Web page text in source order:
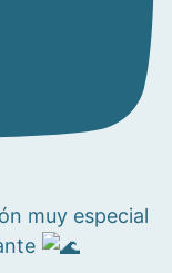
muy especial